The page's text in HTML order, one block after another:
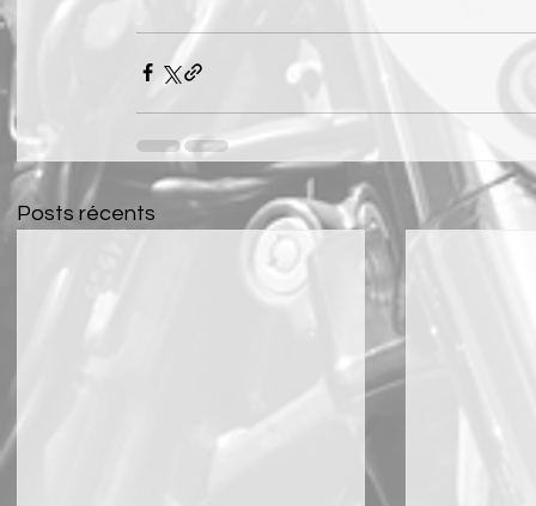
Posts récents